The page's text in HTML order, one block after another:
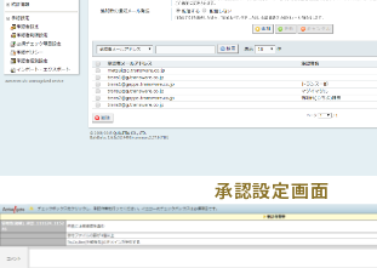
承認設定画面